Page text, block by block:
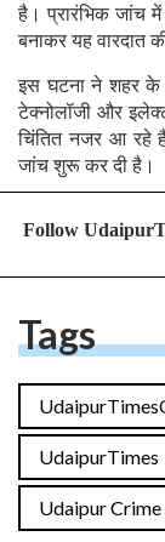
है। प्रारंभिक जांच में
बनाकर यह वारदात
इस घटना ने शहर के
टेक्नोलॉजी और
चिंतित नजर आ रहे
जांच शुरू कर दी है।
Follow
Tags
UdaipurTimes
Udaipur Crime